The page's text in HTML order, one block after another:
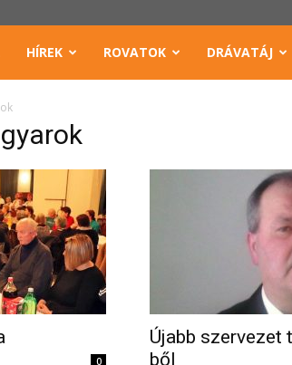
HÍREK ROVATOK DRÁVATÁJ
0
Újabb szervezet
ből